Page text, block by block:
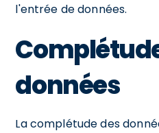
l'entrée de données.
données
La complétude des